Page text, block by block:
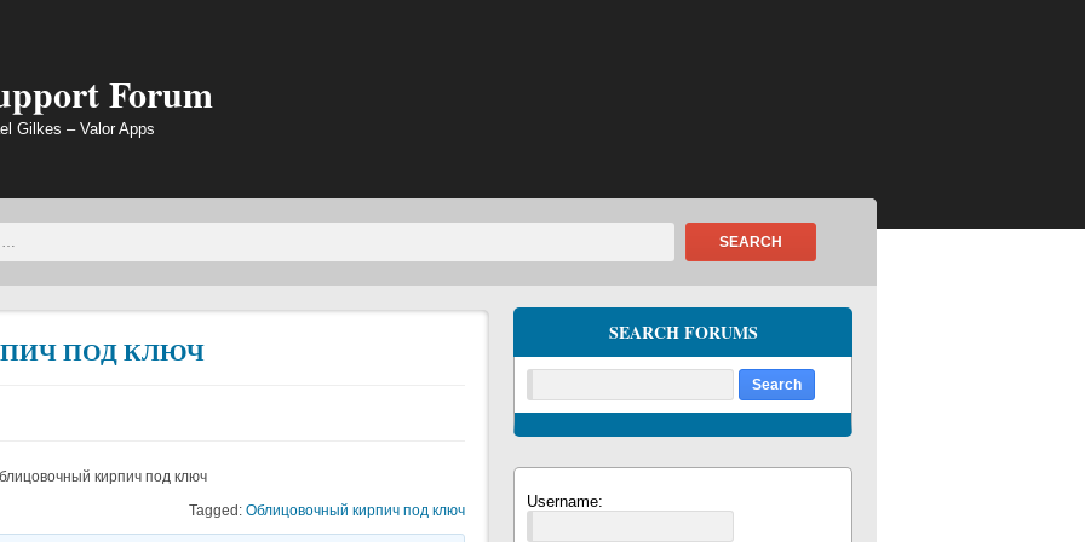
Forum
Gilkes – Valor Apps
SEARCH
ПОД КЛЮЧ
кирпич под ключ
Tagged: Облицовочный кирпич под ключ
SEARCH FORUMS
Username: